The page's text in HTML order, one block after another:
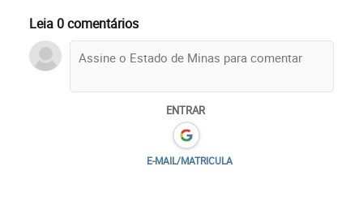
Leia 0 comentários
ENTRAR
E-MAIL/MATRICULA